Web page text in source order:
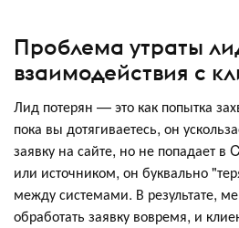
Проблема утраты
взаимодействия с
Лид потерян — это как попытка
пока вы дотягиваетесь, он
заявку на сайте, но не попадает в
или источником, он буквально
между системами. В результате,
обработать заявку вовремя, и